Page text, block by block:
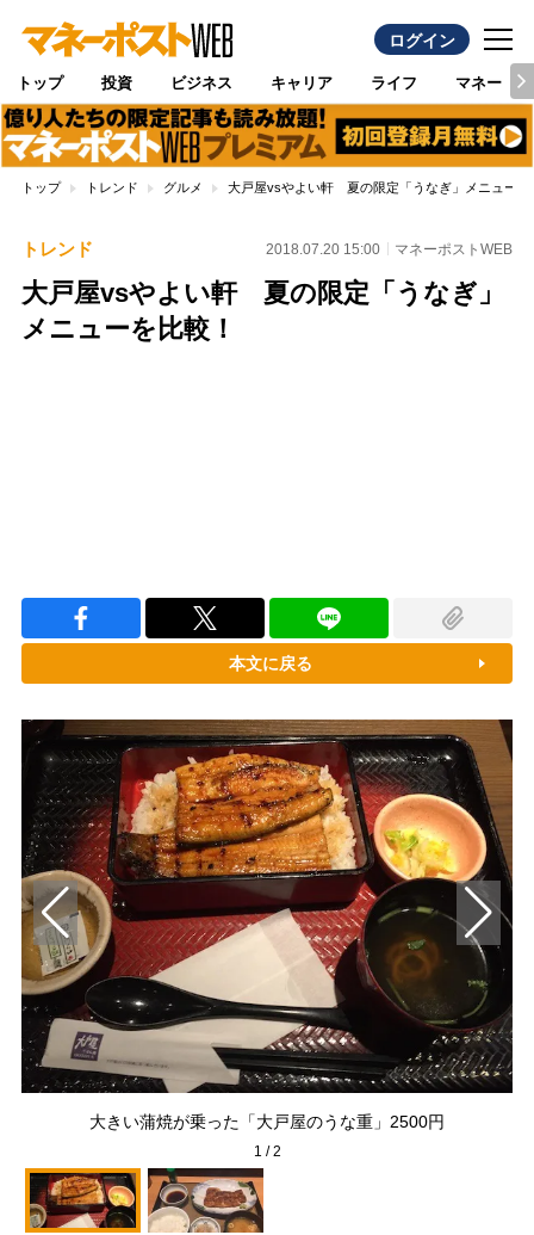
ログイン
トップ 投資 ビジネス キャリア ライフ マネー
トップ トレンド グルメ 大戸屋vsやよい軒 夏の限定「うなぎ」メニューを
トレンド 2018.07.20 15:00 マネーポストWEB
大戸屋vsやよい軒 夏の限定「うなぎ」
メニューを比較！
本文に戻る
大きい蒲焼が乗った「大戸屋のうな重」2500円
1 /2